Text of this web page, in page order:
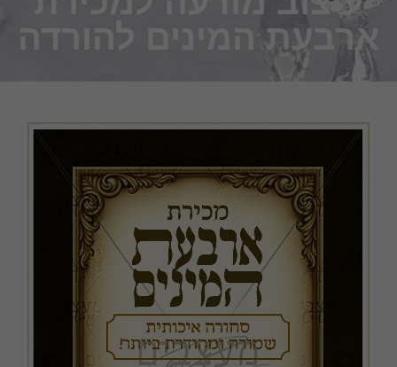
ארבעת המינים להורדה